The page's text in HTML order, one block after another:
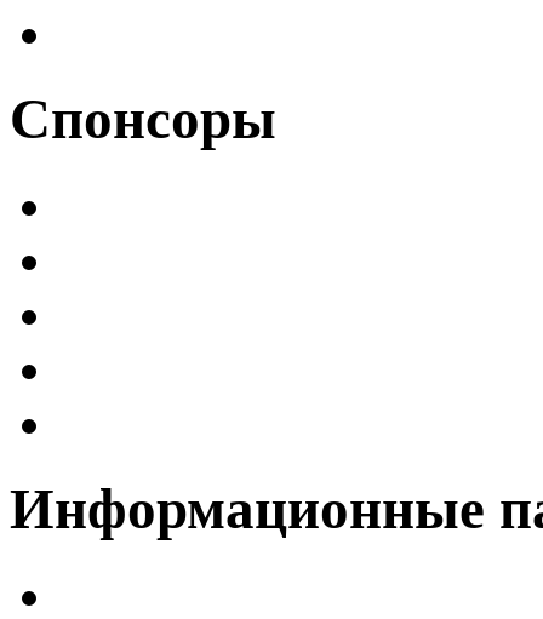
Спонсоры
Информационные